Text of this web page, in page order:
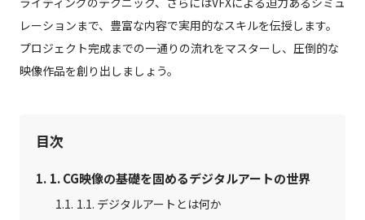
レーションまで、豊富な内容で実用的なスキルを伝授します。
プロジェクト完成までの一通りの流れをマスターし、圧倒的な
映像作品を創り出しましょう。
目次
1. CG映像の基礎を固めるデジタルアートの世界
1.1. デジタルアートとは何か
資料ダウンロード